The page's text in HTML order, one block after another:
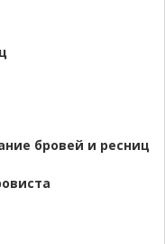
бровей и ресниц